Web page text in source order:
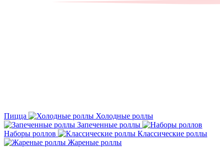
Пицца
Холодные роллы
Запеченные роллы
Наборы роллов
Классические роллы
Жареные роллы